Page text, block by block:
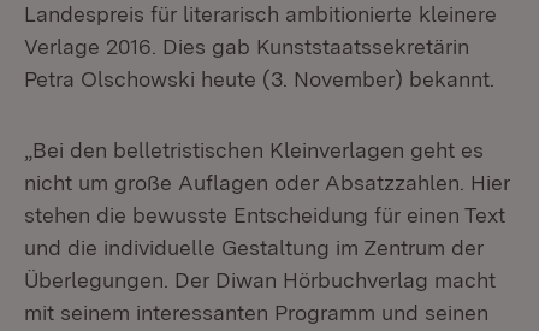
Landespreis für literarisch ambitionierte kleinere
Verlage 2016. Dies gab Kunststaatssekretärin
Petra Olschowski heute (3. November) bekannt.
„Bei den belletristischen Kleinverlagen geht es
nicht um große Auflagen oder Absatzzahlen. Hier
stehen die bewusste Entscheidung für einen Text
und die individuelle Gestaltung im Zentrum der
Überlegungen. Der Diwan Hörbuchverlag macht
mit seinem interessanten Programm und seinen